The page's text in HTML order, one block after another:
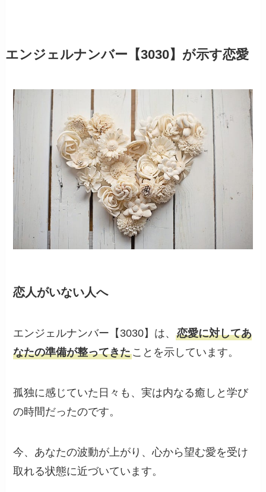
エンジェルナンバー【3030】が示す恋愛
恋人がいない人へ
エンジェルナンバー【3030】は、恋愛に対してあ
なたの準備が整ってきたことを示しています。
孤独に感じていた日々も、実は内なる癒しと学び
の時間だったのです。
今、あなたの波動が上がり、心から望む愛を受け
取れる状態に近づいています。